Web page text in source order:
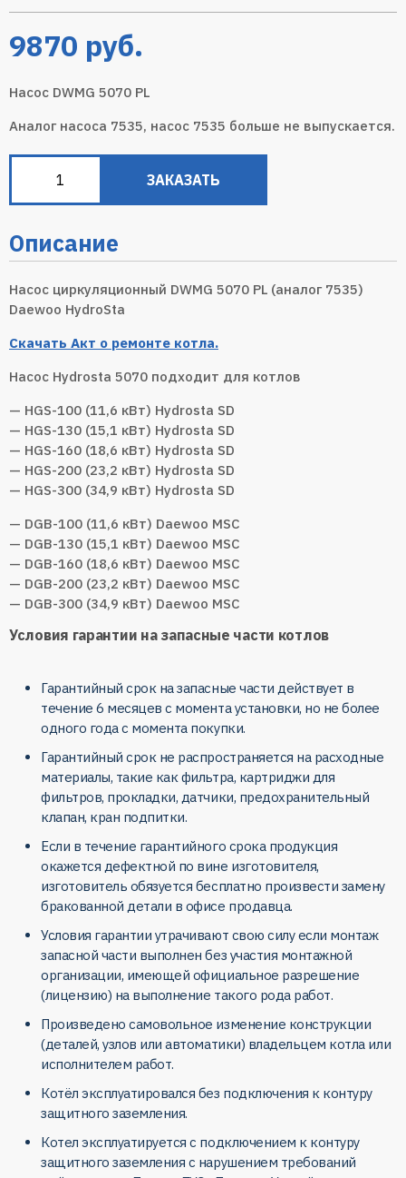
9870 руб.
Насос DWMG 5070 PL
Аналог насоса 7535, насос 7535 больше не выпускается.
ЗАКАЗАТЬ
Описание
Насос циркуляционный DWMG 5070 PL (аналог 7535)
Daewoo HydroSta
Скачать Акт о ремонте котла.
Насос Hydrosta ‎5070 подходит для котлов
— HGS-100 (11,6 кВт) Hydrosta SD
— HGS-130 (15,1 кВт) Hydrosta SD
— HGS-160 (18,6 кВт) Hydrosta SD
— HGS-200 (23,2 кВт) Hydrosta SD
— HGS-300 (34,9 кВт) Hydrosta SD
— DGB-100 (11,6 кВт) Daewoo MSC
— DGB-130 (15,1 кВт) Daewoo MSC
— DGB-160 (18,6 кВт) Daewoo MSC
— DGB-200 (23,2 кВт) Daewoo MSC
— DGB-300 (34,9 кВт) Daewoo MSC
Условия гарантии на запасные части котлов
Гарантийный срок на запасные части действует в
течение 6 месяцев с момента установки, но не более
одного года с момента покупки.
Гарантийный срок не распространяется на расходные
материалы, такие как фильтра, картриджи для
фильтров, прокладки, датчики, предохранительный
клапан, кран подпитки.
Если в течение гарантийного срока продукция
окажется дефектной по вине изготовителя,
изготовитель обязуется бесплатно произвести замену
бракованной детали в офисе продавца.
Условия гарантии утрачивают свою силу если монтаж
запасной части выполнен без участия монтажной
организации, имеющей официальное разрешение
(лицензию) на выполнение такого рода работ.
Произведено самовольное изменение конструкции
(деталей, узлов или автоматики) владельцем котла или
исполнителем работ.
Котёл эксплуатировался без подключения к контуру
защитного заземления.
Котел эксплуатируется с подключением к контуру
защитного заземления с нарушением требований